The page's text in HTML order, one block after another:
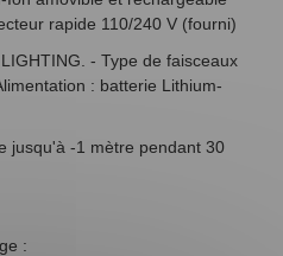
rapide 110/240 V (fourni)
- Type de faisceaux
: batterie Lithium-
jusqu'à -1 mètre pendant 30
: